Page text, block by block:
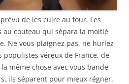
de les cuire au four. Les
couteau qui sépara la moitié
Ne vous plaignez pas, ne hurlez
populistes véreux de France, de
même chose avec vous bande
ils séparent pour mieux régner.